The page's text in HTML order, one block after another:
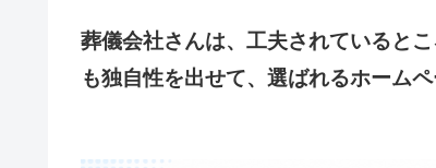
葬儀会社さんは、工夫されていると
も独自性を出せて、選ばれるホーム